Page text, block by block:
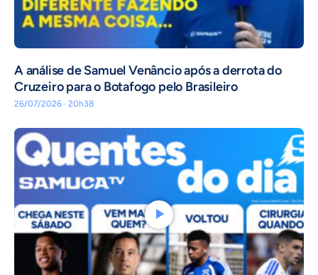
A análise de Samuel Venâncio após a derrota do
Cruzeiro para o Botafogo pelo Brasileiro
26/07/2026 · 20h38